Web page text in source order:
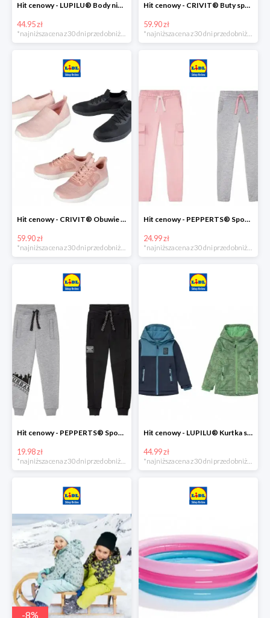
Hit cenowy - LUPILU® Body niemowlęce z biobawełny, z krótkim rękawem, 5 sztuk
44.95 zł
*najniższa cena z 30 dni przed obniżką
Hit cenowy - CRIVIT® Buty sportowe chłopięce WellWalk, 1 para
59.90 zł
*najniższa cena z 30 dni przed obniżką
Hit cenowy - CRIVIT® Obuwie dziewczęce sportowe i na co dzień, 1 para
59.90 zł
Hit cenowy - PEPPERTS® Spodnie dresowe dziewczęce, 1 para
24.99 zł
Hit cenowy - PEPPERTS® Spodnie dresowe chłopięce, 1 para
19.98 zł
Hit cenowy - LUPILU® Kurtka softshell chłopięca, 1 sztuka
44.99 zł
-8%